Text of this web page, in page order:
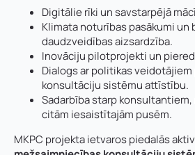
Digitālie rīki un savstarpējā
Klimata noturības pasākumi un
daudzveidības aizsardzība.
Inovāciju pilotprojekti un
Dialogs ar politikas
konsultāciju sistēmu attīstību.
Sadarbība starp
citām iesaistītajām pusēm.
MKPC projekta ietvaros piedalās